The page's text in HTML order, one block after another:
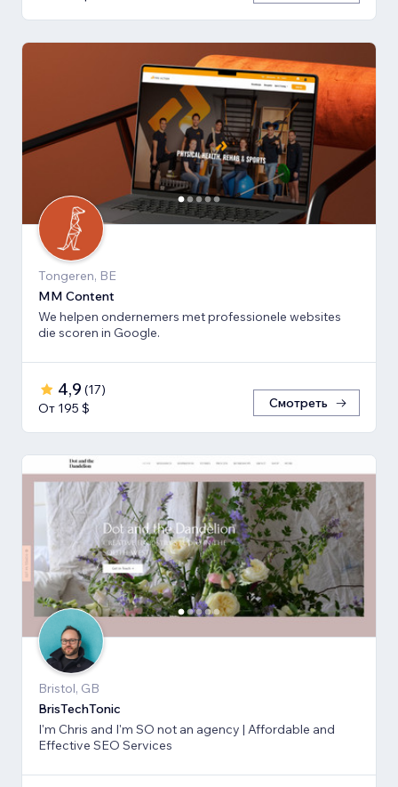
Tongeren, BE
MM Content
We helpen ondernemers met professionele websites
die scoren in Google.
4,9 (17)
От 195 $
Смотреть
Bristol, GB
BrisTechTonic
I'm Chris and I'm SO not an agency | Affordable and
Effective SEO Services